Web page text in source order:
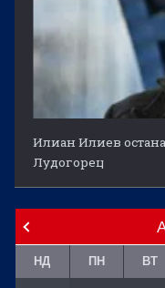
Илиан Илиев остана
Лудогорец
НД ПН ВТ